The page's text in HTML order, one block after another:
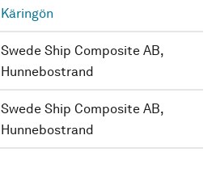
Käringön
Swede Ship Composite AB,
Hunnebostrand
Swede Ship Composite AB,
Hunnebostrand